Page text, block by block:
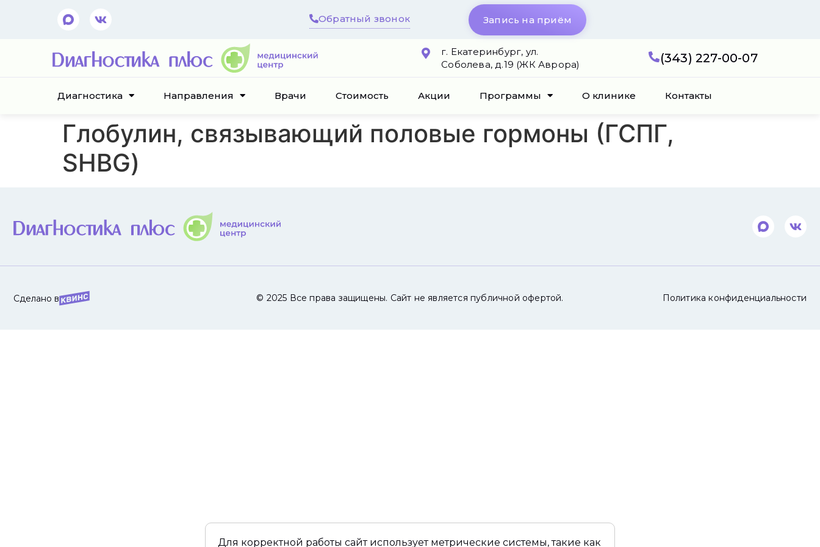
Обратный звонок Запись на приём
г. Екатеринбург, ул.
Соболева, д.19 (ЖК Аврора)
(343) 227-00-07
Диагностика Направления Врачи Стоимость Акции Программы О клинике Контакты
Глобулин, связывающий половые гормоны (ГСПГ,
SHBG)
Сделано в © 2025 Все права защищены. Сайт не является публичной офертой. Политика конфиденциальности
Для корректной работы сайт использует метрические системы, такие как